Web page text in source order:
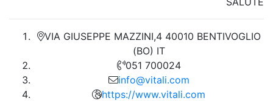
VIA GIUSEPPE MAZZINI,4 40010 BENTIVOGLIO
(BO) IT
051 700024
info@vitali.com
https://www.vitali.com